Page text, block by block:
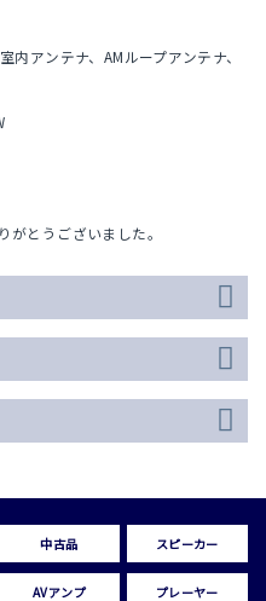
アンテナ、AMループアンテナ、
がとうございました。
中古品 スピーカー
AVアンプ プレーヤー